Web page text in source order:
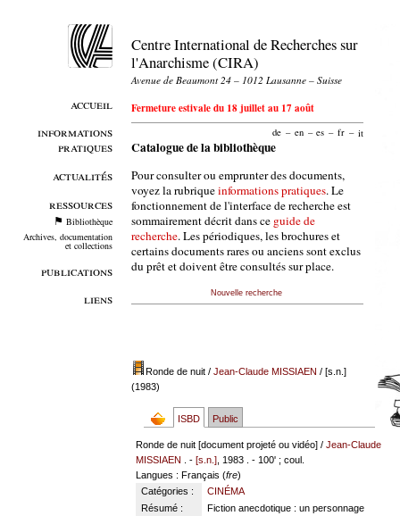
accueil
informations
pratiques
actualités
ressources
Bibliothèque
Archives, documentation
et collections
publications
liens
Centre International de Recherches sur
l'Anarchisme (CIRA)
Avenue de Beaumont 24 – 1012 Lausanne – Suisse
Fermeture estivale du 18 juillet au 17 août
de – en – es – fr – it
Catalogue de la bibliothèque
Pour consulter ou emprunter des documents,
voyez la rubriqueinformations pratiques. Le
fonctionnement de l'interface de recherche est
sommairement décrit dans ce guide de
recherche. Les périodiques, les brochures et
certains documents rares ou anciens sont exclus
du prêt et doivent être consultés sur place.
Nouvelle recherche
Ronde de nuit/ Jean-Claude MISSIAEN / [s.n.]
(1983)
ISBD Public
Ronde de nuit [document projeté ou vidéo] /Jean-Claude
MISSIAEN
. -[s.n.] , 1983 . - 100' ; coul.
Langues : Français (fre)
Catégories :
CINÉMA
Résumé :
Fiction anecdotique : un personnage